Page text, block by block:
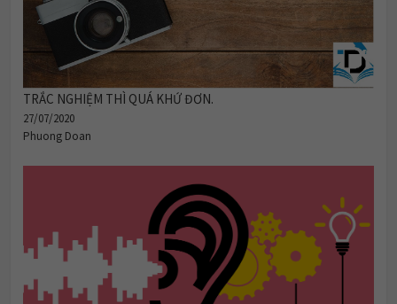
TRẮC NGHIỆM THÌ QUÁ KHỨ ĐƠN.
27/07/2020
Phuong Doan